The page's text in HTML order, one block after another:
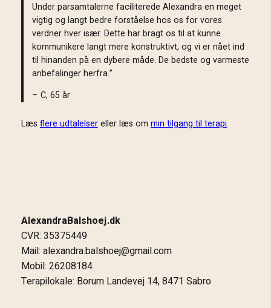
Under parsamtalerne faciliterede Alexandra en meget
vigtig og langt bedre forståelse hos os for vores
verdner hver især. Dette har bragt os til at kunne
kommunikere langt mere konstruktivt, og vi er nået ind
til hinanden på en dybere måde. De bedste og varmeste
anbefalinger herfra.”
– C, 65 år
Læsflere udtalelsereller læs ommin tilgang til terapi.
AlexandraBalshoej.dk
CVR: 35375449
Mail: alexandra.balshoej@gmail.com
Mobil: 26208184
Terapilokale: Borum Landevej 14, 8471 Sabro